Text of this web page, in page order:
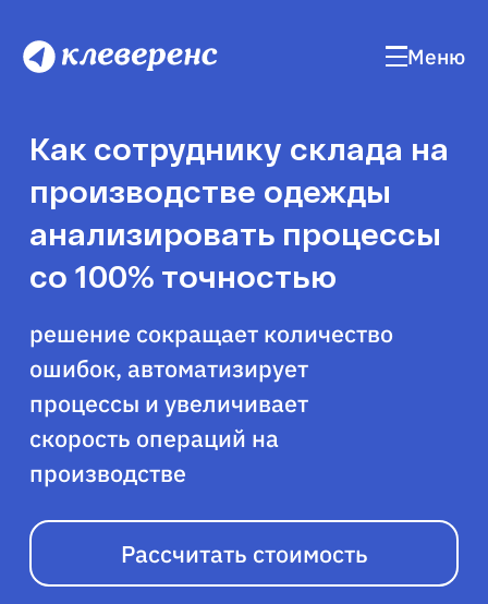
Меню
Как сотруднику склада на
производстве одежды
анализировать процессы
со 100% точностью
решение сокращает количество
ошибок, автоматизирует
процессы и увеличивает
скорость операций на
производстве
Рассчитать стоимость